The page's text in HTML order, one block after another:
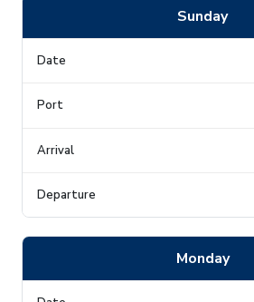
Sunday
Monday